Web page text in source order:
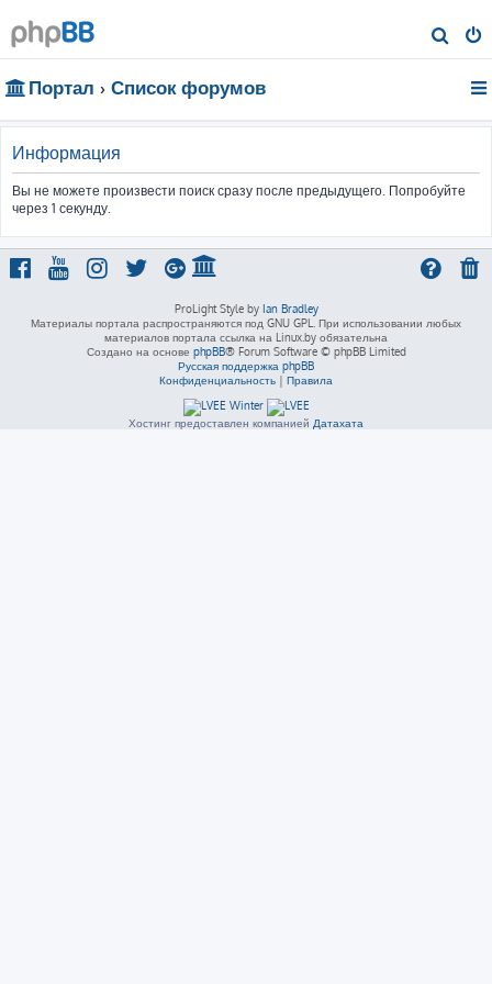
о
Портал Список форумов
Информация
Вы не можете произвести поиск сразу после предыдущего. Попробуйте
через 1 секунду.
ProLight Style by Ian Bradley
Материалы портала распространяются под GNU GPL. При использовании любых
материалов портала ссылка на Linux.by обязательна
Создано на основе phpBB® Forum Software © phpBB Limited
Русская поддержка phpBB
Конфиденциальность | Правила
Хостинг предоставлен компанией Датахата